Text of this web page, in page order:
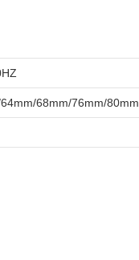
68mm/76mm/80mm